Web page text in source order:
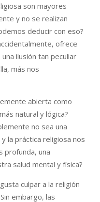
son mayores
y no se realizan
deducir con eso?
ofrece
ilusión tan peculiar
más nos
abierta como
natural y lógica?
no sea una
la práctica religiosa nos
profunda, una
salud mental y física?
culpar a la religión
embargo, las